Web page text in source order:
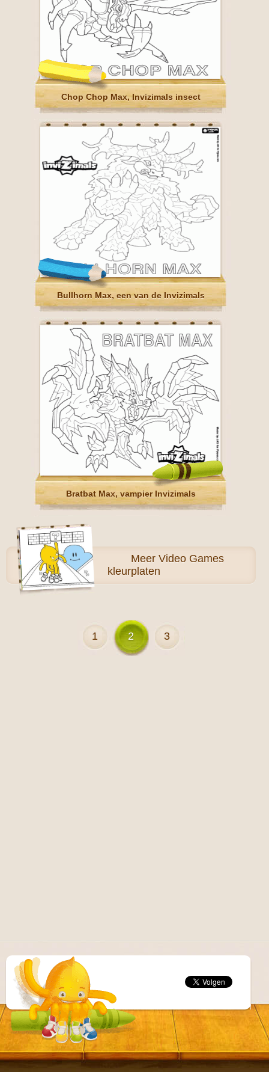
Chop Chop Max, Invizimals insect
Bullhorn Max, een van de Invizimals
Bratbat Max, vampier Invizimals
MeerVideo Games
kleurplaten
1 2 3